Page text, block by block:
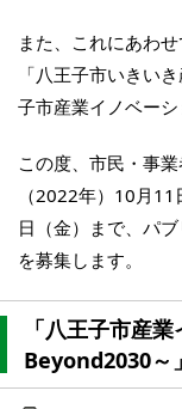
また、これにあわ
「八王子市いきい
子市産業イノベーシ
この度、市民・事
（2022年）10月
日（金）まで、パ
を募集します。
「八王子市産
Beyond2030～